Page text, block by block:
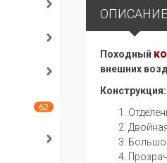
ОПИСАНИЕ
Походный
внешних
62